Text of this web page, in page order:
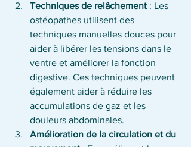
Techniques de relâchement : Les
ostéopathes utilisent des
techniques manuelles douces pour
aider à libérer les tensions dans le
ventre et améliorer la fonction
digestive. Ces techniques peuvent
également aider à réduire les
accumulations de gaz et les
douleurs abdominales.
Amélioration de la circulation et du